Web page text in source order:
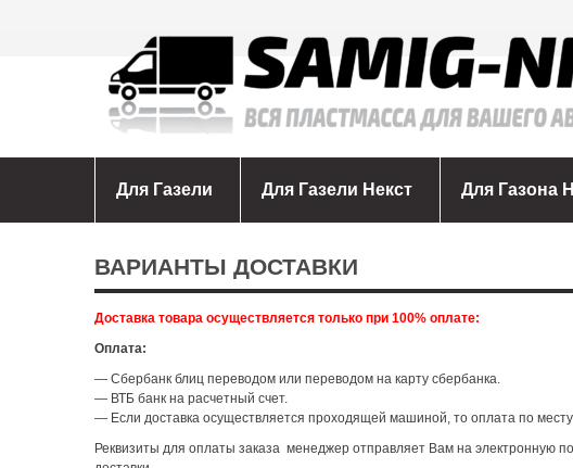
Для Газели Для Газели Некст Для Газона
ВАРИАНТЫ ДОСТАВКИ
Доставка товара осуществляется только при 100% оплате:
Оплата:
— Сбербанк блиц переводом или переводом на карту сбербанка.
— ВТБ банк на расчетный счет.
— Если доставка осуществляется проходящей машиной, то оплата по
Реквизиты для оплаты заказа менеджер отправляет Вам на электронную